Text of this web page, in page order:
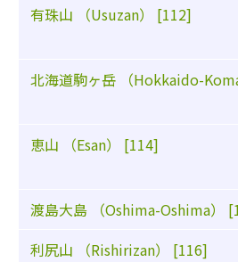
有珠山 （Usuzan） [112]
北海道駒ヶ岳 （Hokkaido-
恵山 （Esan） [114]
渡島大島 （Oshima-Oshima）
利尻山 （Rishirizan） [116]